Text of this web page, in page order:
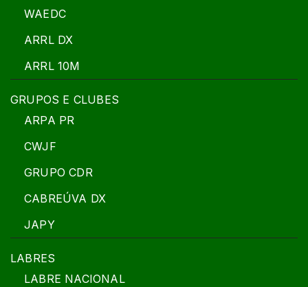
WAEDC
ARRL DX
ARRL 10M
GRUPOS E CLUBES
ARPA PR
CWJF
GRUPO CDR
CABREÚVA DX
JAPY
LABRES
LABRE NACIONAL